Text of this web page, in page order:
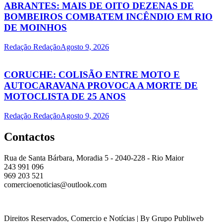
ABRANTES: MAIS DE OITO DEZENAS DE
BOMBEIROS COMBATEM INCÊNDIO EM RIO
DE MOINHOS
Redação RedaçãoAgosto 9, 2026
CORUCHE: COLISÃO ENTRE MOTO E
AUTOCARAVANA PROVOCA A MORTE DE
MOTOCLISTA DE 25 ANOS
Redação RedaçãoAgosto 9, 2026
Contactos
Rua de Santa Bárbara, Moradia 5 - 2040-228 - Rio Maior
243 991 096
969 203 521
comercioenoticias@outlook.com
Direitos Reservados, Comercio e Notícias | By Grupo Publiweb